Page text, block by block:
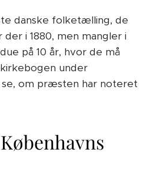
danske folketælling, de
i 1880, men mangler i
på 10 år, hvor de må
under
om præsten har noteret